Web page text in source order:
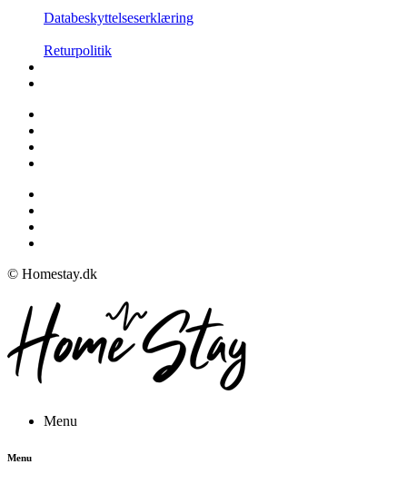
Databeskyttelseserklæring
Returpolitik
© Homestay.dk
Menu
Menu